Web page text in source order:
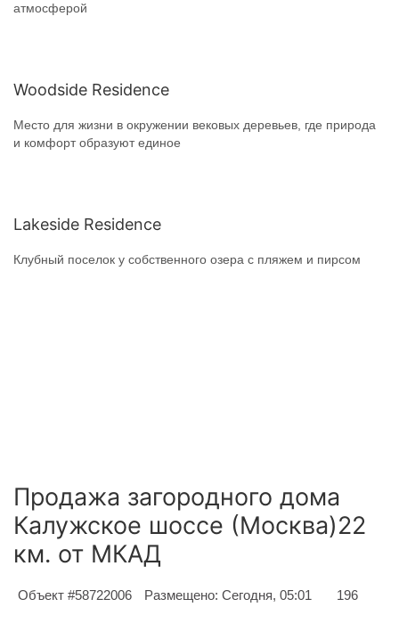
атмосферой
Woodside Residence
Место для жизни в окружении вековых деревьев, где природа
и комфорт образуют единое
Lakeside Residence
Клубный поселок у собственного озера с пляжем и пирсом
Продажа загородного дома
Калужское шоссе (Москва)22
км. от МКАД
Объект #58722006 Размещено: Сегодня, 05:01 196